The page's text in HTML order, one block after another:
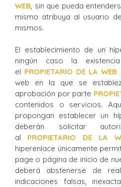
WEB , sin que pueda
mismo atribuya al usuario
mismos.
El establecimiento de un
ningún caso la
el PROPIETARIO DE LA WEB
web en la que se
aprobación por parte
contenidos o servicios.
propongan establecer un
deberán solicitar
al PROPIETARIO DE LA
hiperenlace únicamente
page o página de inicio de
deberá abstenerse de
indicaciones falsas,